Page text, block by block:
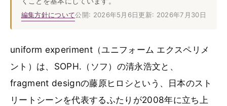
編集方針について公開: 2026年5月6日更新: 2026年7月30日
uniform experiment（ユニフォーム エクスペリメ
ント）は、SOPH.（ソフ）の清永浩文と、
fragment designの藤原ヒロシという、日本のスト
リートシーンを代表するふたりが2008年に立ち上